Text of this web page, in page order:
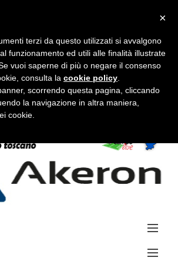
×
terzi da questo utilizzati si avvalgono
funzionamento ed utili alle finalità illustrate
vuoi saperne di più o negare il consenso
consulta la cookie policy
scorrendo questa pagina, cliccando
la navigazione in altra maniera,
cookie.